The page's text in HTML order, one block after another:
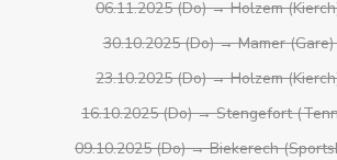
06.11.2025 (Do) → Holzem
30.10.2025 (Do) → Mamer
23.10.2025 (Do) → Holzem
16.10.2025 (Do) → Stengefort
09.10.2025 (Do) → Biekerech